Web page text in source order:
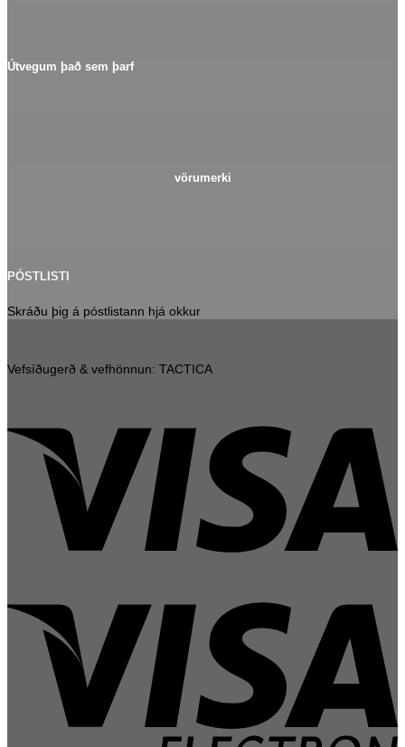
Útvegum það sem þarf
vörumerki
PÓSTLISTI
Skráðu þig á póstlistann hjá okkur
Vefsíðugerð & vefhönnun: TACTICA